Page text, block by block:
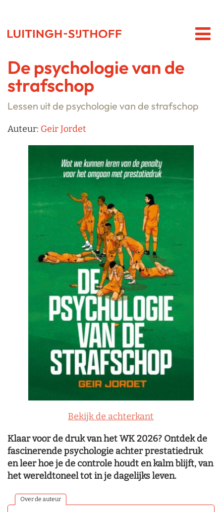
De psychologie van de
strafschop
Lessen uit de psychologie van de strafschop
Auteur: Geir Jordet
Bekijk de achterkant
Klaar voor de druk van het WK 2026? Ontdek de
fascinerende psychologie achter prestatiedruk
en leer hoe je de controle houdt en kalm blijft, van
het wereldtoneel tot in je dagelijks leven.
Over de auteur